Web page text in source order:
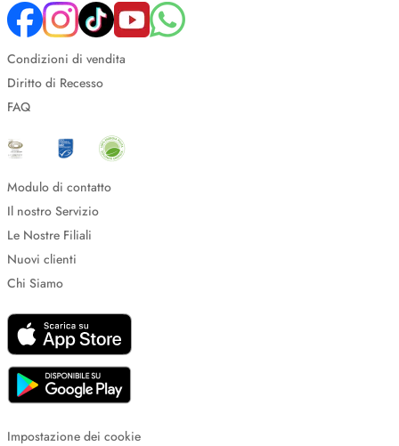
Condizioni di vendita
Diritto di Recesso
FAQ
Modulo di contatto
Il nostro Servizio
Le Nostre Filiali
Nuovi clienti
Chi Siamo
Impostazione dei cookie